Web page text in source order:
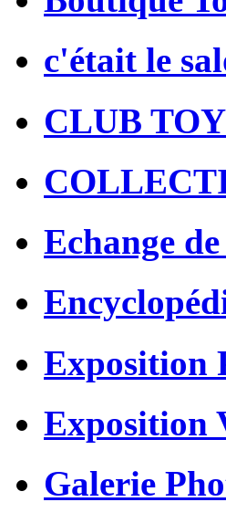
c'était le
CLUB
Echange
Exposition
Exposition
Galerie